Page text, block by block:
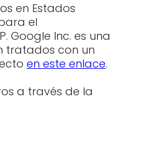
en Estados
el
Google Inc. es una
tratados con un
en este enlace.
a través de la